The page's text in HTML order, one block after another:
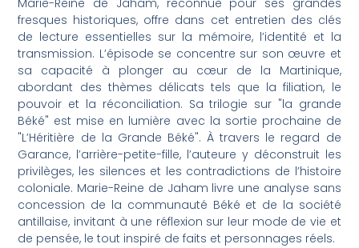
Marie-Reine de Jaham, reconnue pour ses grandes
fresques historiques, offre dans cet entretien des clés
de lecture essentielles sur la mémoire, l’identité et la
transmission. L’épisode se concentre sur son œuvre et
sa capacité à plonger au cœur de la Martinique,
abordant des thèmes délicats tels que la filiation, le
pouvoir et la réconciliation. Sa trilogie sur "la grande
Béké" est mise en lumière avec la sortie prochaine de
"L’Héritière de la Grande Béké". À travers le regard de
Garance, l’arrière-petite-fille, l’auteure y déconstruit les
privilèges, les silences et les contradictions de l’histoire
coloniale. Marie-Reine de Jaham livre une analyse sans
concession de la communauté Béké et de la société
antillaise, invitant à une réflexion sur leur mode de vie et
de pensée, le tout inspiré de faits et personnages réels.